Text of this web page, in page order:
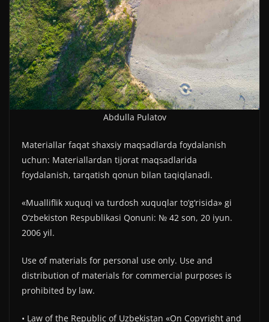
Аbdulla Pulatov
Materiallar faqat shaxsiy maqsadlarda foydalanish
uchun: Materiallardan tijorat maqsadlarida
foydalanish, tarqatish qonun bilan taqiqlanadi.
«Mualliflik xuquqi va turdosh xuquqlar to‘g‘risida» gi
O‘zbekiston Respublikasi Qonuni: № 42 son, 20 iyun.
2006 yil.
Use of materials for personal use only. Use and
distribution of materials for commercial purposes is
prohibited by law.
• Law of the Republic of Uzbekistan «On Copyright and